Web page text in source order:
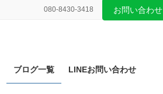
080-8430-3418 お問い合わせ
ブログ一覧 LINEお問い合わせ